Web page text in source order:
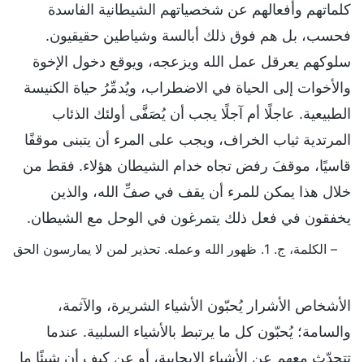
كلماتهم وأفعالهم عن شخصياتهم الشيطانية الفاسدة
فحسب، بل هم فوق ذلك أبالسة وشياطين حقيقيون.
سلوكهم يعرقل عمل الله ويزعجه، ويوقع دخول الإخوة
والأخوات إلى الحياة في الاضطراب، ويُدمِّرُ حياة الكنيسة
الطبيعية. عاجلًا أم آجلًا يجب أن يُصَفَّى أولئك الذئاب
المرتدية ثياب الخراف، ويجب على المرء أن يتبنى موقفًا
قاسيًا، موقفَ رفض تجاه خدام الشيطان هؤلاء. فقط من
خلال هذا يمكن للمرء أن يقف في صفِّ الله، والذين
يخفقون في فعل ذلك يتمرغون في الوحل مع الشيطان.
– الكلمة، ج. 1. ظهور الله وعمله. تحذير لمن لا يمارسون الحق
الأشخاص الأشرار يُحبّون الأشياء الشريرة، والآثمة،
والسامة؛ يُحبّون كل ما يرتبط بالأشياء السلبية. عندما
تتحدّث معهم عن الأشياء الإيجابية، أو عن كيف أن شيئًا ما